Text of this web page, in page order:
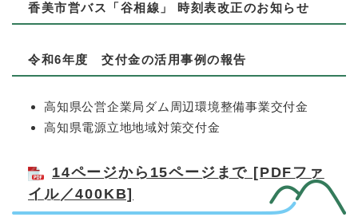
香美市営バス「谷相線」 時刻表改正のお知らせ
​令和6年度 交付金の活用事例の報告
高知県公営企業局ダム周辺環境整備事業交付金
高知県電源立地地域対策交付金
14ページから15ページまで [PDFファ
イル／400KB]